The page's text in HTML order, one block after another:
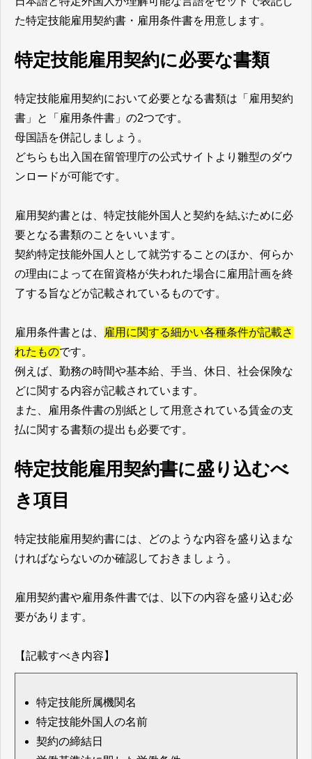
た特定技能雇用契約書・雇用条件書を用意します。
特定技能雇用契約に必要な書類
特定技能雇用契約において必要となる書類は「雇用契約
書」と「雇用条件書」の2つです。
母国語を併記しましょう。
どちらも出入国在留管理庁の公式サイトより雛型のダウ
ンロードが可能です。
雇用契約書とは、特定技能外国人と契約を結ぶために必
要となる書類のことをいいます。
契約特定技能外国人として就労することのほか、何らか
の理由によって在留資格が失われた場合に雇用計画を終
了する旨などが記載されているものです。
雇用条件書とは、
雇用に関する細かい各種条件が記載さ
れたものです。
例えば、勤務の時間や基本給、手当、休日、社会保険な
どに関する内容が記載されています。
また、雇用条件書の別紙として用意されている賃金の支
払に関する書類の提出も必要です。
特定技能雇用契約書に盛り込むべ
き項目
特定技能雇用契約書には、どのような内容を盛り込まな
ければならないのか確認しておきましょう。
雇用契約書や雇用条件書では、以下の内容を盛り込む必
要があります。
【記載すべき内容】
特定技能所属機関名
特定技能外国人の名前
契約の締結日